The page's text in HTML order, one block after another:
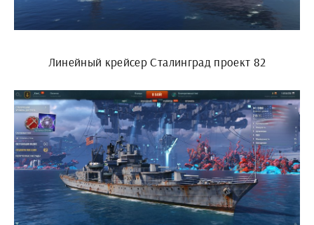
Линейный крейсер Сталинград проект 82